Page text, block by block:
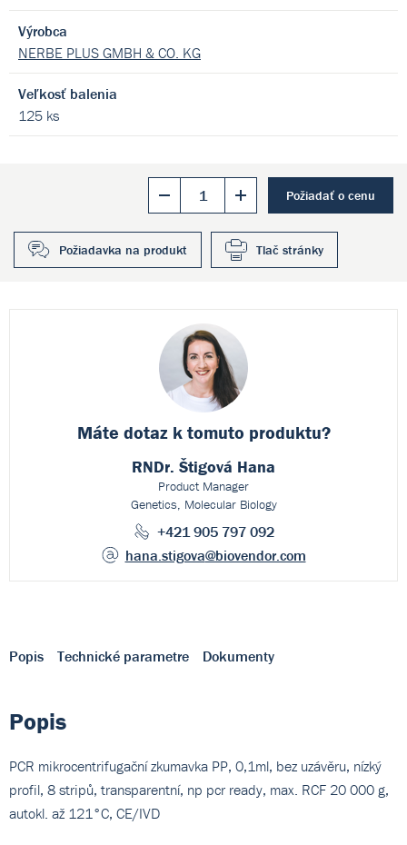
Výrobca
NERBE PLUS GMBH & CO. KG
Veľkosť balenia
125 ks
Požiadať o cenu
Požiadavka na produkt Tlač stránky
Máte dotaz k tomuto produktu?
RNDr. Štigová Hana
Product Manager
Genetics, Molecular Biology
+421 905 797 092
hana.stigova@biovendor.com
Popis Technické parametre Dokumenty
Popis
PCR mikrocentrifugační zkumavka PP, 0,1ml, bez uzávěru, nízký
profil, 8 stripů, transparentní, np pcr ready, max. RCF 20 000 g,
autokl. až 121°C, CE/IVD